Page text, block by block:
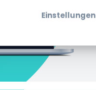
Einstellungen